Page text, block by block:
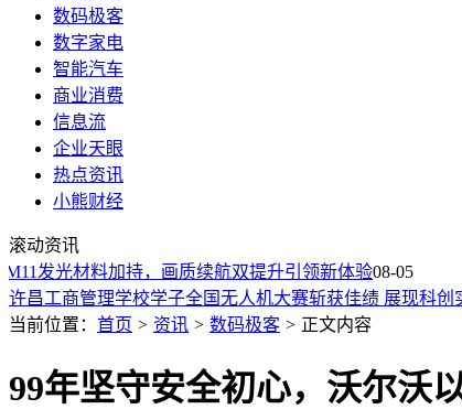
数码极客
数字家电
智能汽车
商业消费
信息流
企业天眼
热点资讯
小熊财经
滚动资讯
发光材料加持，画质续航双提升引领新体验08-05
卫星影像分辨率怎么选？一文读懂全梯度适配场景与主流
社区项目助力iPad突破系统限制：越狱后运行macOS虚拟机
许昌工商管理学校学子全国无人机大赛斩获佳绩 展现科创
福瑞泰克招股书揭秘：行车ADAS与前视摄像头双线突破
REDMI首发！高通骁龙8E5V Series实测：主流手游满帧运行
服役超10年仍有新支持！AMD为GFX7老显卡添软复位功
疑似DeepSeek创始人梁文锋早年微博曝光 单人闯无人区
当前位置： 首页 > 资讯 > 数码极客 > 正文内容
99年坚守安全初心，沃尔沃